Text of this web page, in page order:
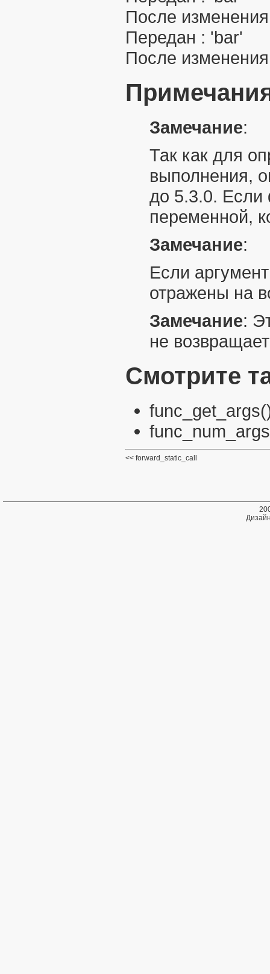
После
Передан : 'bar'
После
Замечание:
Так как для
выполнения,
до 5.3.0. Если
переменной,
Замечание:
Если
отражены на
Замечание:
не
Смотрите
forward_static_call